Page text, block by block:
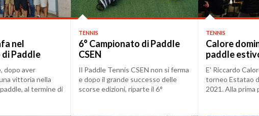
nel
Paddle
dopo aver
vittoria nella
al termine di
TENNIS
6° Campionato di Paddle
CSEN
Il Paddle Tennis CSEN non si ferma
e dopo il grande successo delle
scorse edizioni, riparte il 6°
TENNIS
Calore
paddle
E' Riccardo
torneo Estatao
2021. Alla prima